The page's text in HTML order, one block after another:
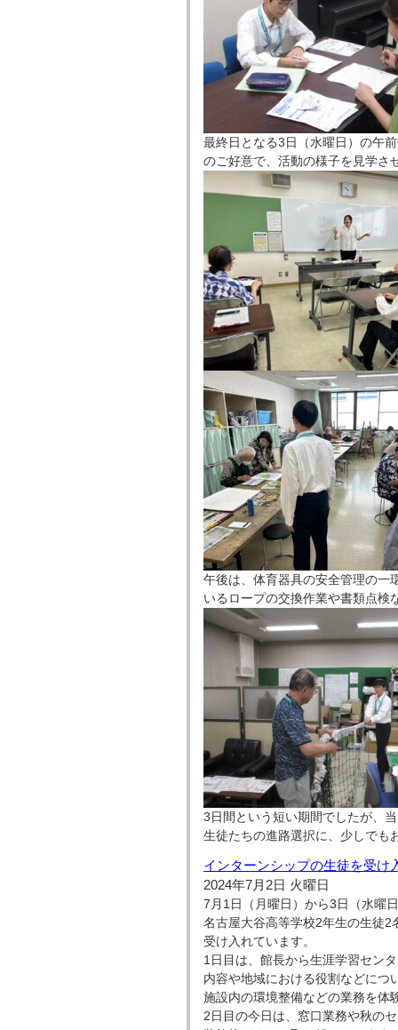
最終日となる3日（水曜日）の午
のご好意で、活動の様子を見学さ
午後は、体育器具の安全管理の一
いるロープの交換作業や書類点検
3日間という短い期間でしたが、
生徒たちの進路選択に、少しでも
インターンシップの生徒を受け
2024年7月2日 火曜日
7月1日（月曜日）から3日（水曜
名古屋大谷高等学校2年生の生徒2
受け入れています。
1日目は、館長から生涯学習セン
内容や地域における役割などにつ
施設内の環境整備などの業務を体
2日目の今日は、窓口業務や秋の